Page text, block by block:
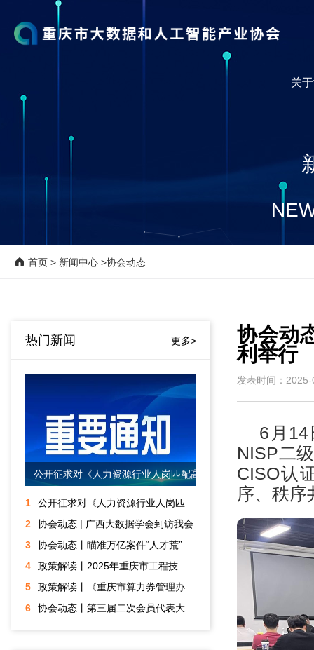
关
首页 > 新闻中心 >协会动态
热门新闻 更多>
公开征求对《人力资源行业人岗匹配高质量数据集技术规范》团体标准意见的通知
1
2
协会动态 | 广西大数据学会到访我会
3
4
5
6
协会动
利举行
发表时间：
6月14
NISP二
CISO认
序、秩序